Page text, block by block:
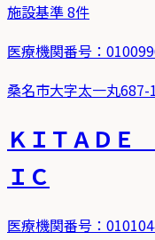
施設基準8件
医療機関番号：
桑名市大字太一丸687-
ＫＩＴＡＤ
ＩＣ
医療機関番号：